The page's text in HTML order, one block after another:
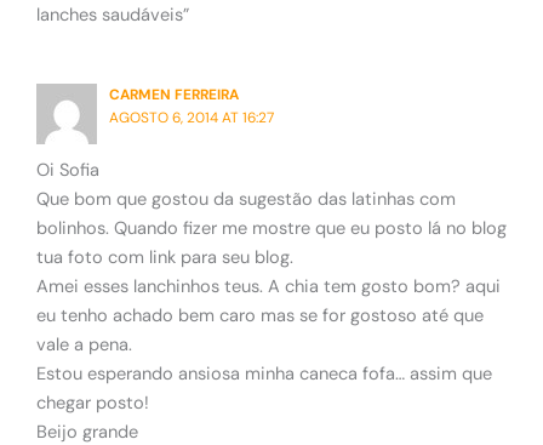
lanches saudáveis”
CARMEN FERREIRA
AGOSTO 6, 2014 AT 16:27
Oi Sofia
Que bom que gostou da sugestão das latinhas com
bolinhos. Quando fizer me mostre que eu posto lá no blog
tua foto com link para seu blog.
Amei esses lanchinhos teus. A chia tem gosto bom? aqui
eu tenho achado bem caro mas se for gostoso até que
vale a pena.
Estou esperando ansiosa minha caneca fofa… assim que
chegar posto!
Beijo grande